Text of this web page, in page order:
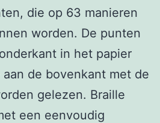
die op 63 manieren
worden. De punten
in het papier
de bovenkant met de
gelezen. Braille
een eenvoudig